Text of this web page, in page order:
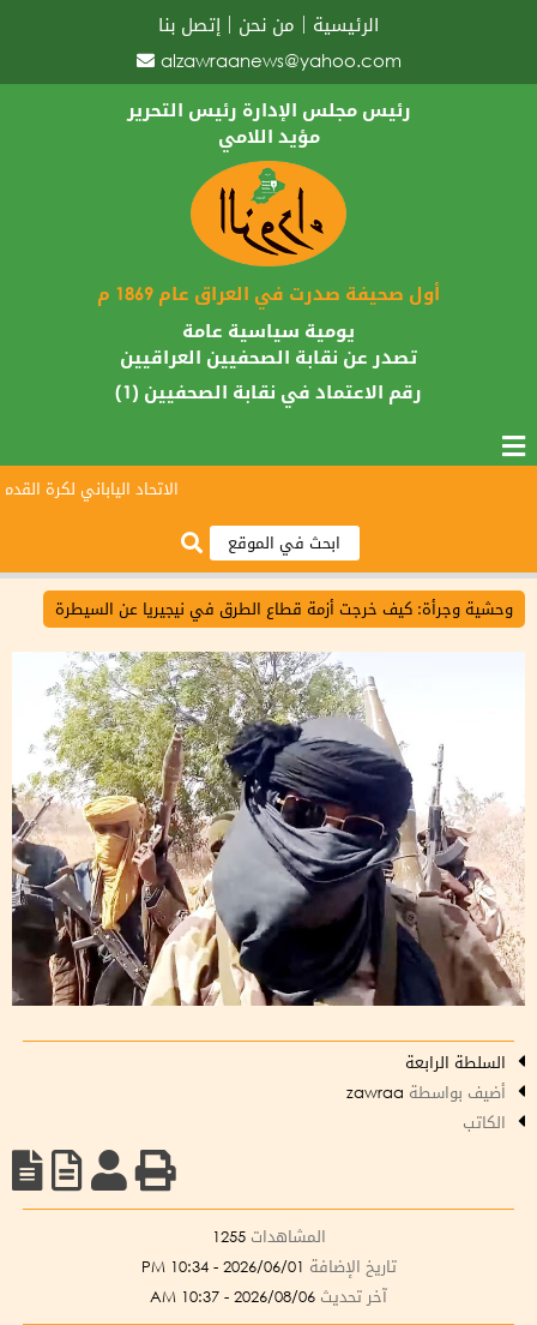
الرئيسية من نحن
إتصل بنا
alzawraanews@yahoo.com
رئيس مجلس الإدارة رئيس التحرير
مؤيد اللامي
أول صحيفة صدرت في العراق عام 1869 م
يومية سياسية عامة
تصدر عن نقابة الصحفيين العراقيين
رقم الاعتماد في نقابة الصحفيين (1)
الاتحاد الياباني لكرة القدم
وحشية وجرأة: كيف خرجت أزمة قطاع الطرق في نيجيريا عن السيطرة
السلطة الرابعة
أضيف بواسطة
الكاتب
المشاهدات 1255
تاريخ الإضافة 2026/06/01 - 10:34 PM
آخر تحديث 2026/08/06 - 10:37 AM